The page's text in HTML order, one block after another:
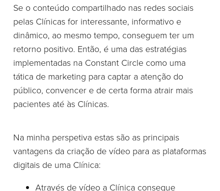
Se o conteúdo compartilhado nas redes sociais
pelas Clínicas for interessante, informativo e
dinâmico, ao mesmo tempo, conseguem ter um
retorno positivo. Então, é uma das estratégias
implementadas na Constant Circle como uma
tática de marketing para captar a atenção do
público, convencer e de certa forma atrair mais
pacientes até às Clínicas.
Na minha perspetiva estas são as principais
vantagens da criação de vídeo para as plataformas
digitais de uma Clínica:
Através de vídeo a Clínica consegue